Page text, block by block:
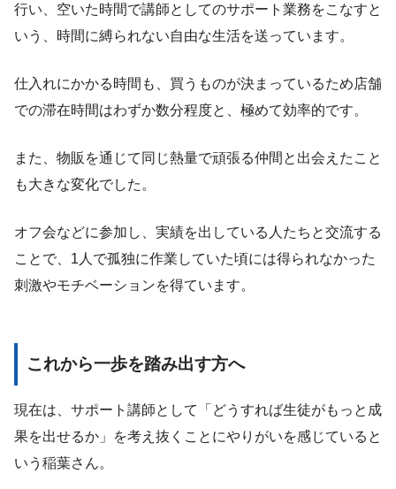
行い、空いた時間で講師としてのサポート業務をこなすと
いう、時間に縛られない自由な生活を送っています。
仕入れにかかる時間も、買うものが決まっているため店舗
での滞在時間はわずか数分程度と、極めて効率的です。
また、物販を通じて同じ熱量で頑張る仲間と出会えたこと
も大きな変化でした。
オフ会などに参加し、実績を出している人たちと交流する
ことで、1人で孤独に作業していた頃には得られなかった
刺激やモチベーションを得ています。
これから一歩を踏み出す方へ
現在は、サポート講師として「どうすれば生徒がもっと成
果を出せるか」を考え抜くことにやりがいを感じていると
いう稲葉さん。